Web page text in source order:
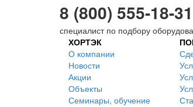
8 (800) 555-18-31
специалист по подбору
ХОРТЭК
О компании
Новости
Акции
Объекты
Семинары, обучение